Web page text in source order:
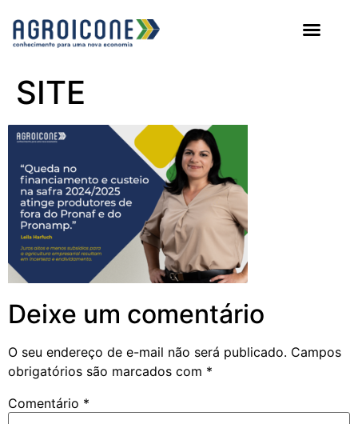
SITE
Deixe um comentário
O seu endereço de e-mail não será publicado. Campos
obrigatórios são marcados com *
Comentário *